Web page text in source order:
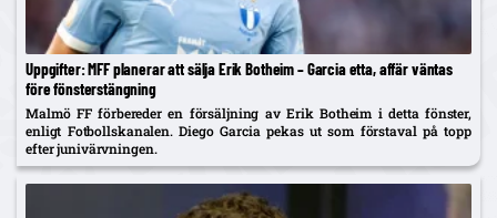
Uppgifter: MFF planerar att sälja Erik Botheim – Garcia etta, affär väntas
före fönsterstängning
Malmö FF förbereder en försäljning av Erik Botheim i detta fönster,
enligt Fotbollskanalen. Diego Garcia pekas ut som förstaval på topp
efter junivärvningen.